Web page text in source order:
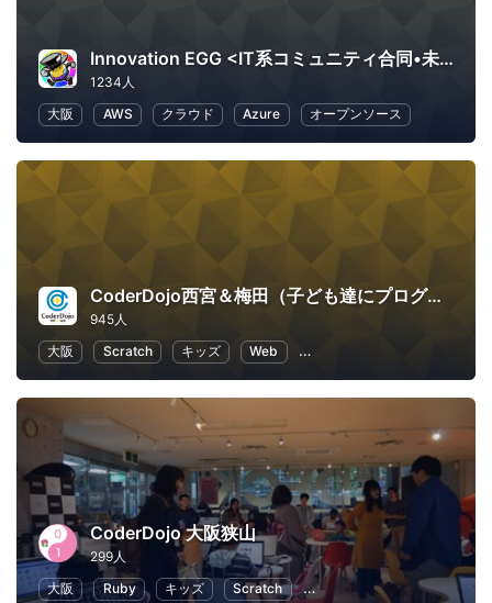
Innovation EGG <IT系コミュニティ合同•未経験者向け勉強会>
1234人
大阪
AWS クラウド Azure オープンソース
CoderDojo西宮＆梅田（子ども達にプログラミングやHTMLコードを教える道場）
945人
大阪
Scratch キッズ Web 子供向けプログラミング
CoderDojo 大阪狭山
299人
大阪
Ruby キッズ Scratch 子供向けプログラミング